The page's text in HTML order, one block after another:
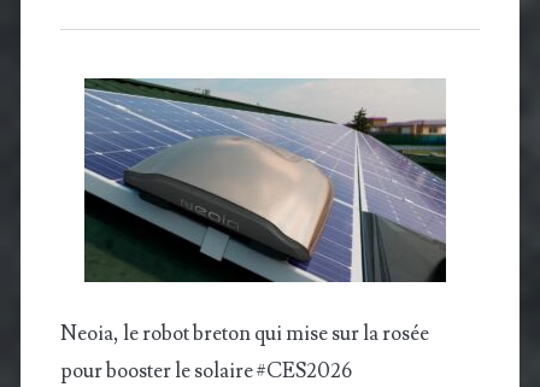
Neoia, le robot breton qui mise sur la rosée
pour booster le solaire #CES2026